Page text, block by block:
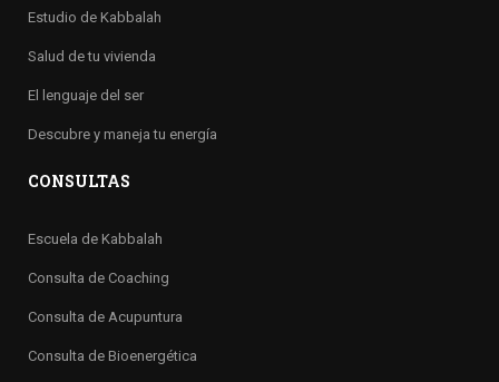
Estudio de Kabbalah
Salud de tu vivienda
El lenguaje del ser
Descubre y maneja tu energía
CONSULTAS
Escuela de Kabbalah
Consulta de Coaching
Consulta de Acupuntura
Consulta de Bioenergética